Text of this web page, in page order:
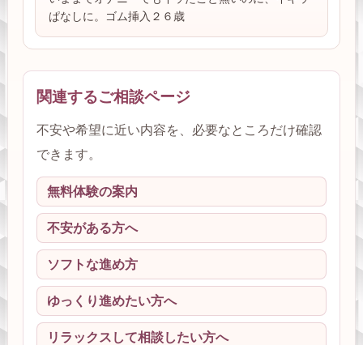
ぱなしに。ゴム挿入２６歳
関連するご相談ページ
不安や希望に近い内容を、必要なところだけ確認
できます。
無料体験の案内
不安がある方へ
ソフトな進め方
ゆっくり進めたい方へ
リラックスして相談したい方へ